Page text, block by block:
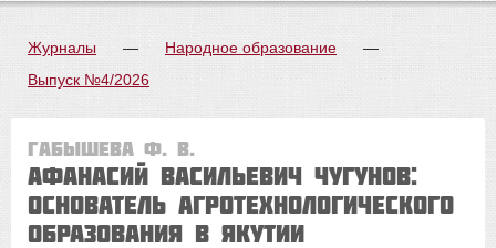
Журналы — Народное образование
—
Выпуск №4/2026
Габышева Ф. В.
Афанасий Васильевич Чугунов:
основатель агротехнологического
образования в Якутии